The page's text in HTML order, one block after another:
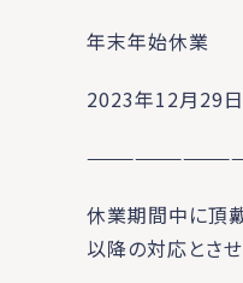
年末年始休業
2023年12月29日
休業期間中に頂戴
以降の対応とさ